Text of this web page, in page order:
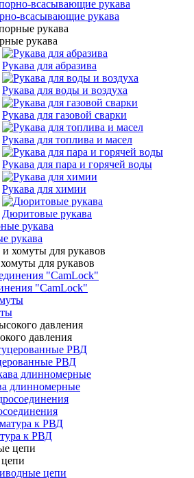
всасывающие рукава
рукава
Рукава для абразива
Рукава для воды и воздуха
Рукава для газовой сварки
Рукава для топлива и масел
Рукава для пара и горячей воды
Рукава для химии
Дюритовые рукава
рукава
для рукавов
"CamLock"
давления
РВД
длинномерные
к РВД